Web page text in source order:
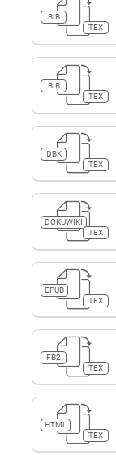
BIB
TEX
BIB
TEX
DBK
TEX
DOKUWIKI
TEX
EPUB
TEX
FB2
TEX
HTML
TEX